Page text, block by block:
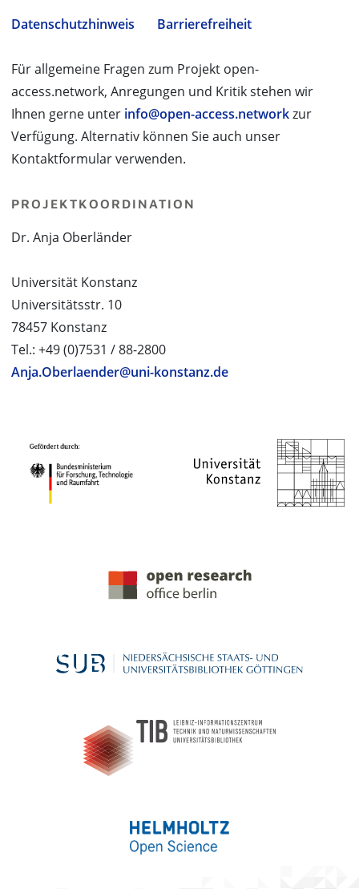
Datenschutzhinweis
Barrierefreiheit
Für allgemeine Fragen zum Projekt open-
access.network, Anregungen und Kritik stehen wir
Ihnen gerne unter info@open-access.networkzur
Verfügung. Alternativ können Sie auch unser
Kontaktformular verwenden.
PROJEKTKOORDINATION
Dr. Anja Oberländer
Universität Konstanz
Universitätsstr. 10
78457 Konstanz
Tel.: +49 (0)7531 / 88-2800
Anja.Oberlaender@uni-konstanz.de